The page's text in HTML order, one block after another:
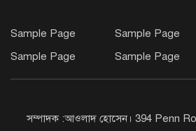
Sample Page Sample Page
Sample Page
Sample Page
সম্পাদক :আওলাদ হোসেন। 394 Penn